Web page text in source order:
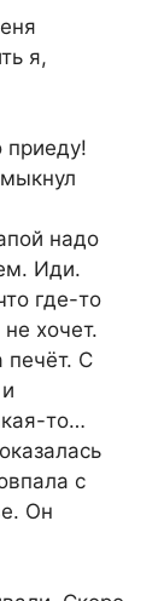
я,
приеду!
надо
Иди.
где-то
хочет.
печёт. С
то…
с
Он